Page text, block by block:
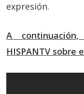
expresión.
A
HISPANTV sobre